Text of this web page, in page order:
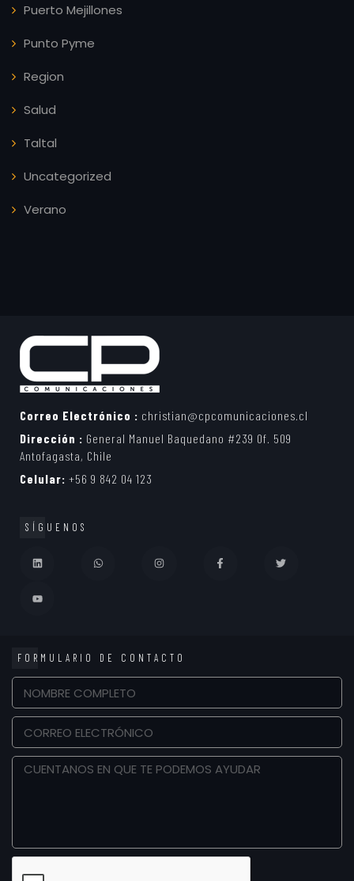
Puerto Mejillones
Punto Pyme
Region
Salud
Taltal
Uncategorized
Verano
Correo Electrónico : christian@cpcomunicaciones.cl
Dirección : General Manuel Baquedano #239 Of. 509
Antofagasta, Chile
Celular: +56 9 842 04 123
SÍGUENOS
FORMULARIO DE CONTACTO